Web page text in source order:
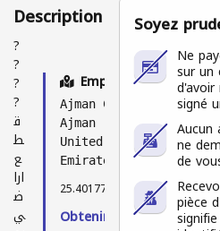
Description
?
?
?
?
ق
ط
ع
ارا
ض
ي
Emplacement
Ajman City
Ajman
United Arab
Emirates
25.40177, 55.47878
Obtenir l'itinéraire
Soyez
Ne
sur un
signé
Aucun
ne
de
pièce